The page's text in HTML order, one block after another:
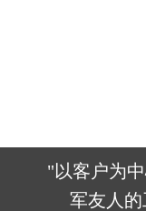
"以客户为
军友人的